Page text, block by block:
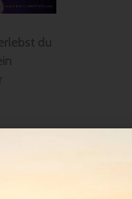
du